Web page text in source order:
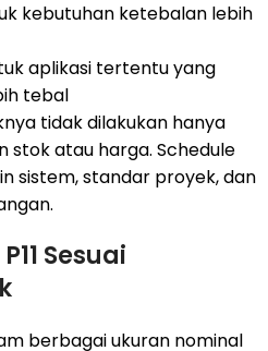
kebutuhan ketebalan lebih
aplikasi tertentu yang
tebal
tidak dilakukan hanya
stok atau harga. Schedule
sistem, standar proyek, dan
Sesuai
berbagai ukuran nominal